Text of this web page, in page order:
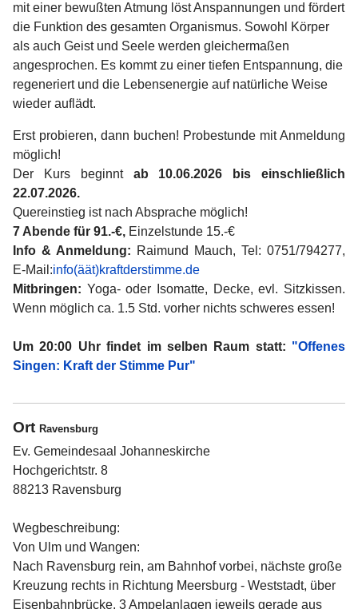
mit einer bewußten Atmung löst Anspannungen und fördert
die Funktion des gesamten Organismus. Sowohl Körper
als auch Geist und Seele werden gleichermaßen
angesprochen. Es kommt zu einer tiefen Entspannung, die
regeneriert und die Lebensenergie auf natürliche Weise
wieder auflädt.
Erst probieren, dann buchen! Probestunde mit Anmeldung
möglich!
Der Kurs beginnt ab 10.06.2026 bis einschließlich
22.07.2026.
Quereinstieg ist nach Absprache möglich!
7 Abende für 91.-€, Einzelstunde 15.-€
Info & Anmeldung: Raimund Mauch, Tel: 0751/794277,
E-Mail:info(äät)kraftderstimme.de
Mitbringen: Yoga- oder Isomatte, Decke, evl. Sitzkissen.
Wenn möglich ca. 1.5 Std. vorher nichts schweres essen!
Um 20:00 Uhr findet im selben Raum statt: "Offenes
Singen: Kraft der Stimme Pur"
Ort Ravensburg
Ev. Gemeindesaal Johanneskirche
Hochgerichtstr. 8
88213 Ravensburg
Wegbeschreibung:
Von Ulm und Wangen:
Nach Ravensburg rein, am Bahnhof vorbei, nächste große
Kreuzung rechts in Richtung Meersburg - Weststadt, über
Eisenbahnbrücke, 3 Ampelanlagen jeweils gerade aus